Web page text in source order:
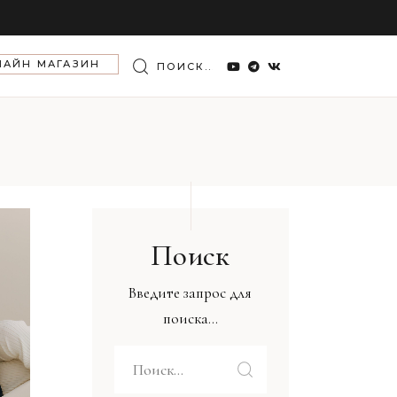
МАГАЗИН
Search
for:
Поиск
Введите запрос для
поиска...